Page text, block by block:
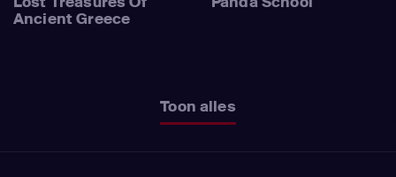
Ancient Greece
Toon alles